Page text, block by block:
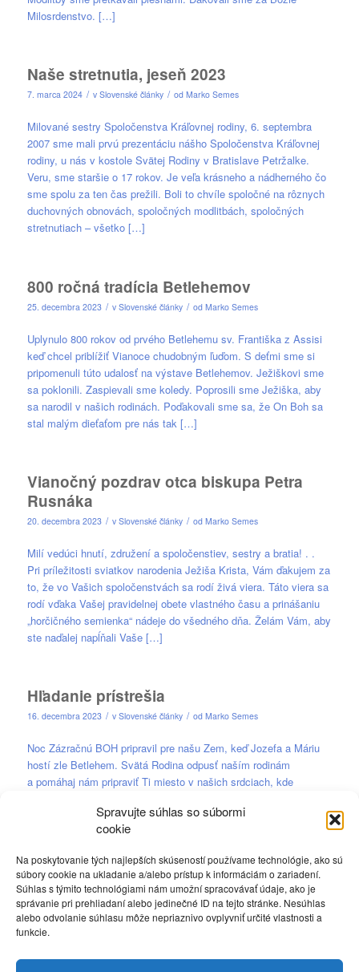
Spravujte súhlas so súbormi
cookie
Na poskytovanie tých najlepších skúseností používame technológie, ako sú
súbory cookie na ukladanie a/alebo prístup k informáciám o zariadení.
Súhlas s týmito technológiami nám umožní spracovávať údaje, ako je
správanie pri prehliadaní alebo jedinečné ID na tejto stránke. Nesúhlas
alebo odvolanie súhlasu môže nepriaznivo ovplyvniť určité vlastnosti a
funkcie.
Milosrdenstvo. […]
Naše stretnutia, jeseň 2023
7. marca 2024 / v Slovenské články / od Marko Semes
Milované sestry Spoločenstva Kráľovnej rodiny, 6. septembra
2007 sme mali prvú prezentáciu nášho Spoločenstva Kráľovnej
rodiny, u nás v kostole Svätej Rodiny v Bratislave Petržalke.
Veru, sme staršie o 17 rokov. Je veľa krásneho a nádherného čo
sme spolu za ten čas prežili. Boli to chvíle spoločné na rôznych
duchovných obnovách, spoločných modlitbách, spoločných
stretnutiach – všetko […]
800 ročná tradícia Betlehemov
25. decembra 2023 / v Slovenské články / od Marko Semes
Uplynulo 800 rokov od prvého Betlehemu sv. Františka z Assisi
keď chcel priblížiť Vianoce chudobným ľuďom. S deťmi sme si
pripomenuli túto udalosť na výstave Betlehemov. Ježiškovi sme
sa poklonili. Zaspievali sme koledy. Poprosili sme Ježiška, aby
sa narodil v našich rodinách. Poďakovali sme sa, že On Boh sa
stal malým dieťaťom pre nás tak […]
Vianočný pozdrav otca biskupa Petra
Rusnáka
20. decembra 2023 / v Slovenské články / od Marko Semes
Milí vedúci hnutí, združení a spoločenstiev, sestry a bratia! . .
Pri príležitosti sviatkov narodenia Ježiša Krista, Vám ďakujem za
to, že vo Vašich spoločenstvách sa rodí živá viera. Táto viera sa
rodí vďaka Vašej pravidelnej obete vlastného času a prinášaniu
„horčičného semienka“ nádeje do všedného dňa. Želám Vám, aby
ste naďalej napĺňali Vaše […]
Hľadanie prístrešia
16. decembra 2023 / v Slovenské články / od Marko Semes
Noc Zázračnú BOH pripravil pre našu Zem, keď Jozefa a Máriu
hostí zle Betlehem. Svätá Rodina odpusť naším rodinám
a pomáhaj nám pripraviť Ti miesto v našich srdciach, kde
Krása svätého Mikuláša
16. decembra 2023 / vSlovenské články / od Marko Semes
Vyšné Repaše, 6. december 2023 Ak je v srdci duch a príklad
skutočného svätého Mikuláša, prinesie do dedín a rodín veľa
priniesli radosť aj do domov starých ľudí.